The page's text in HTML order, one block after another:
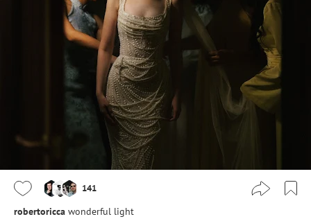
141
robertoricca wonderful light